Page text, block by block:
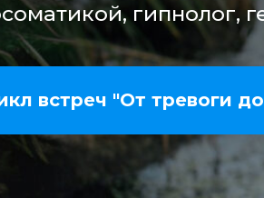
встреч "От тревоги
гипнолог,